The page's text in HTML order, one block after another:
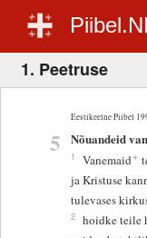
1. Peetruse
Eestikeelne Piibel
5 Nõuandeid
1 Vanemaid+
ja Kristuse
tulevases
2 hoidke teile